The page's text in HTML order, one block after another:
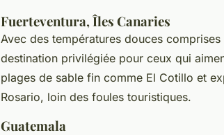
Fuerteventura, Îles Canaries
Avec des températures douces
destination privilégiée pour ceux qui
plages de sable fin comme El Cotillo et
Rosario, loin des foules touristiques.
Guatemala